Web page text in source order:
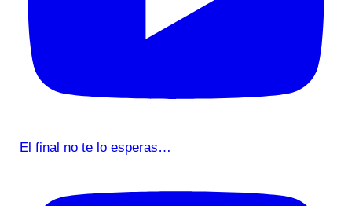
El final no te lo esperas…